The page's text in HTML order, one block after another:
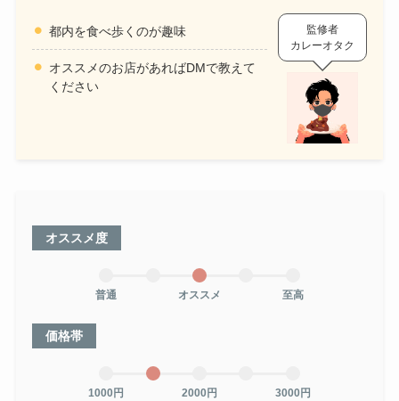
都内を食べ歩くのが趣味
オススメのお店があればDMで教えて
ください
監修者
カレーオタク
オススメ度
普通 オススメ 至高
価格帯
1000円 2000円 3000円